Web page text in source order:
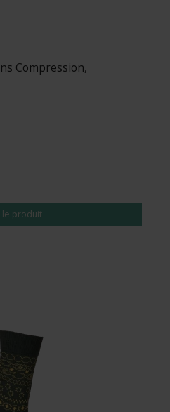
Compression,
le produit